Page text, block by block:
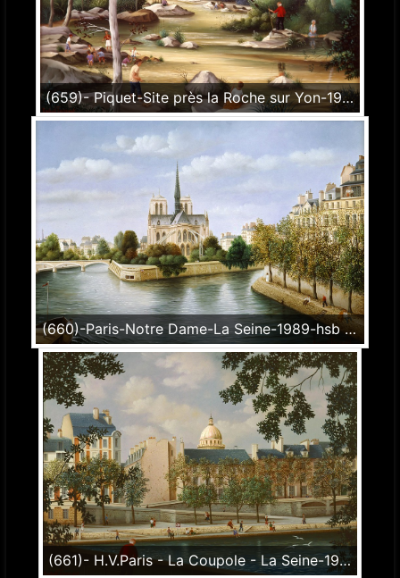
(659)- Piquet-Site près la Roche sur Yon-1989-hsb 33x46 cm.
(660)-Paris-Notre Dame-La Seine-1989-hsb 24x35 cm.j
(661)- H.V.Paris - La Coupole - La Seine-1989-hsb 33x46 cm.